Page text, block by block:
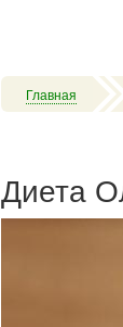
Главная
Диета